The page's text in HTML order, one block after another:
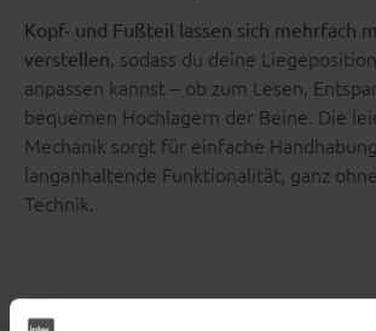
Kopf- und Fußteil lassen sich mehrfach
verstellen, sodass du deine
anpassen kannst – ob zum Lesen,
bequemen Hochlagern der Beine. Die
Mechanik sorgt für einfache
langanhaltende Funktionalität, ganz
Technik.